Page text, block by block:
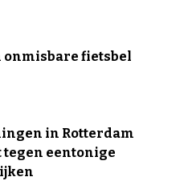
onmisbare fietsbel
in Rotterdam
tegen eentonige